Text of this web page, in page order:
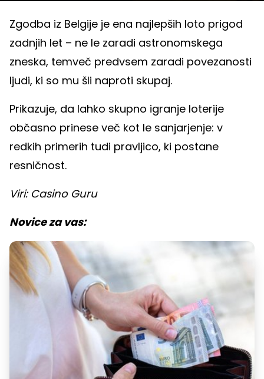
Zgodba iz Belgije je ena najlepših loto prigod
zadnjih let – ne le zaradi astronomskega
zneska, temveč predvsem zaradi povezanosti
ljudi, ki so mu šli naproti skupaj.
Prikazuje, da lahko skupno igranje loterije
občasno prinese več kot le sanjarjenje: v
redkih primerih tudi pravljico, ki postane
resničnost.
Viri: Casino Guru
Novice za vas: